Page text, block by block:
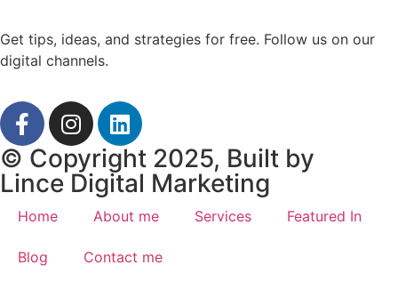
Get tips, ideas, and strategies for free. Follow us on our
digital channels.
© Copyright 2025, Built by
Lince Digital Marketing
Home About me Services Featured In
Blog Contact me